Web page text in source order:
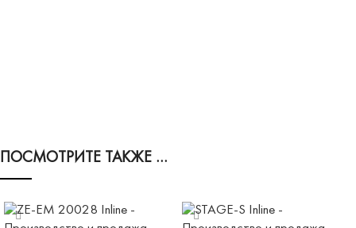
ПОСМОТРИТЕ ТАКЖЕ …